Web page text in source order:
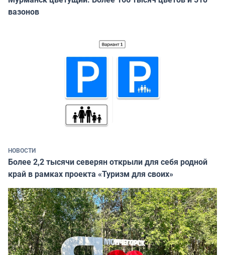
вазонов
НОВОСТИ
Более 2,2 тысячи северян открыли для себя родной
край в рамках проекта «Туризм для своих»